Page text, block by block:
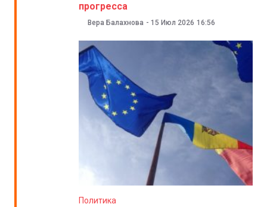
прогресса
Вера Балахнова - 15 Июл 2026 16:56
Политика